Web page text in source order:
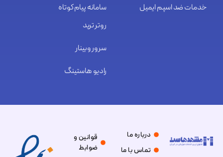
خدمات ضد اسپم ایمیل
سامانه پیام کوتاه
روتر ترید
سرور وبینار
رادیو هاستینگ
درباره ما
تماس با ما
قوانین و
ضوابط